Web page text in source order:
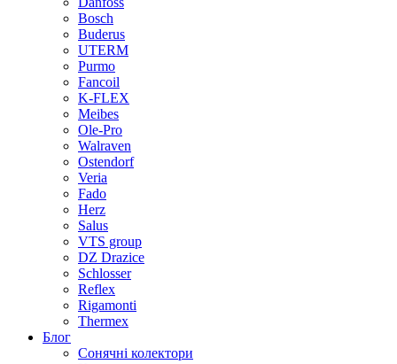
Bosch
Buderus
UTERM
Purmo
Fancoil
K-FLEX
Meibes
Ole-Pro
Walraven
Ostendorf
Veria
Fado
Herz
Salus
VTS group
DZ Drazice
Schlosser
Reflex
Rigamonti
Thermex
Блог
Сонячні колектори